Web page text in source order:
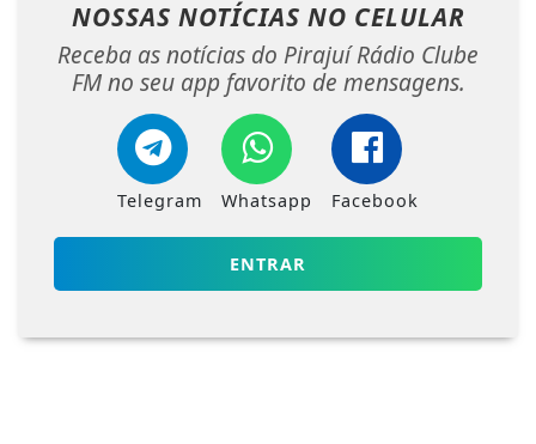
NOSSAS NOTÍCIAS NO CELULAR
Receba as notícias do Pirajuí Rádio Clube
FM no seu app favorito de mensagens.
Telegram Whatsapp Facebook
ENTRAR